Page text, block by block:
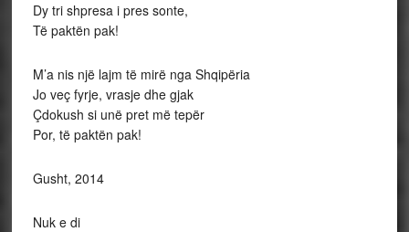
Dy tri shpresa i pres sonte,
Të paktën pak!
M’a nis një lajm të mirë nga Shqipëria
Jo veç fyrje, vrasje dhe gjak
Çdokush si unë pret më tepër
Por, të paktën pak!
Gusht, 2014
Nuk e di